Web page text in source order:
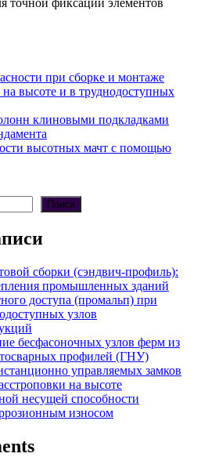
при сборке и монтаже
высоте и в труднодоступных
клиновыми подкладками
высотных мачт с помощью
Поиск
сборки (сэндвич-профиль):
промышленных зданий
доступа (промальп) при
узлов
бесфасоночных узлов ферм из
профилей (ГНУ)
управляемых замков
на высоте
несущей способности
износом